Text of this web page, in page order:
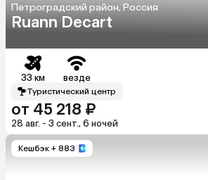
Петроградский район, Россия
Ruann Decart
33 км везде
Туристический центр
от 45 218 ₽
28 авг. - 3 сент., 6 ночей
Кешбэк + 883